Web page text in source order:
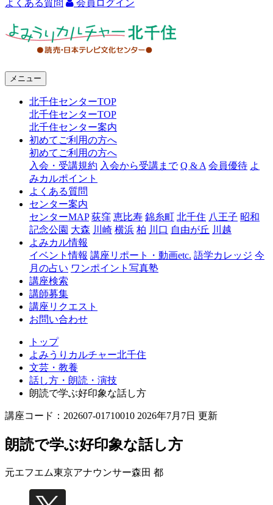
よくある質問 会員ログイン
ャ
千
メニュー
北千住センターTOP
北千住センターTOP
北千住センター案内
初めてご利用の方へ
初めてご利用の方へ
入会・受講規約 入会から受講まで Q & A 会員優待 よ
みカルポイント
よくある質問
センター案内
センターMAP 荻窪 恵比寿 錦糸町 北千住 八王子 昭和
記念公園 大森 川崎 横浜 柏 川口 自由が丘 川越
よみカル情報
イベント情報 講座リポート・動画etc. 語学カレッジ 今
月の占い ワンポイント写真塾
講座検索
講師募集
講座リクエスト
お問い合わせ
トップ
よみうりカルチャー北千住
文芸・教養
話し方・朗読・演技
朗読で学ぶ好印象な話し方
講座コード：202607-01710010 2026年7月7日 更新
朗読で学ぶ好印象な話し方
元エフエム東京アナウンサー森田 都